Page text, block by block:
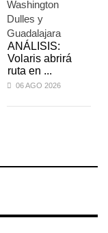
ANÁLISIS:
Volaris abrirá
ruta en ...
06 AGO 2026